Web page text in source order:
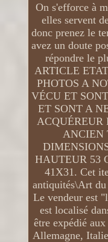
On s'efforce à
elles servent
donc prenez le
avez un doute
répondre le
ARTICLE
PHOTOS A
VÉCU ET
ET SONT A
ACQUÉREUR
ANCIEN
HAUTEUR 53
41X31. Cet
antiquités\Art
Le vendeur est
est localisé
être expédié
Allemagne,